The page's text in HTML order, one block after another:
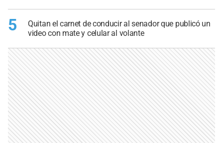
5
Quitan el carnet de conducir al senador que publicó un
video con mate y celular al volante